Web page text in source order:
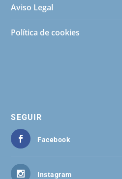
Aviso Legal
Política de cookies
SEGUIR
Facebook
Instagram